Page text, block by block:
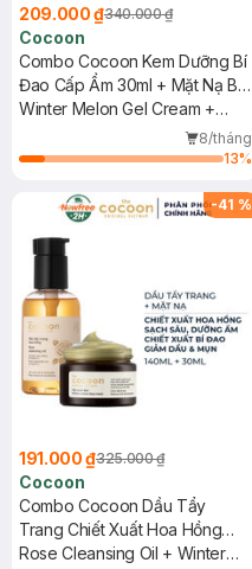
209.000 ₫340.000 ₫
Cocoon
Combo Cocoon Kem Dưỡng Bí
Đao Cấp Ẩm 30ml + Mặt Nạ Bí
Đao Giảm Dầu Mụn 30ml
Winter Melon Gel Cream +
8/tháng
13%
-41 %
191.000 ₫325.000 ₫
Cocoon
Combo Cocoon Dầu Tẩy
Trang Chiết Xuất Hoa Hồng
140ml + Mặt Nạ Bí Đao Giảm
Rose Cleansing Oil + Winter